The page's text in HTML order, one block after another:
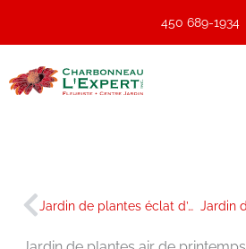
contenu
450 689-1934
Précédent Jardin de plantes éclat d’orangé